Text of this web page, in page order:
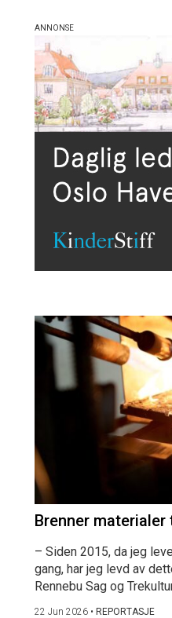
Brenner
– Siden 2015, da jeg
gang, har jeg levd av
Rennebu Sag og
22 Jun 2026 • REPORTASJE